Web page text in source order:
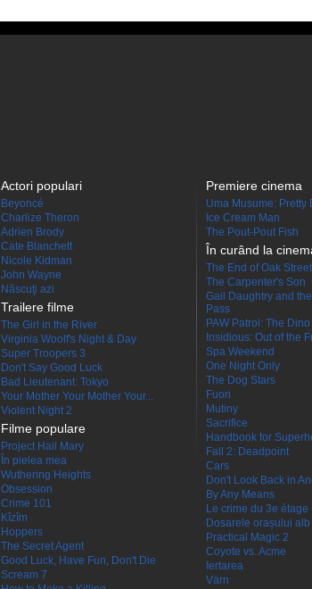
Actori populari
Beyoncé
Charlize Theron
Adrien Brody
Cate Blanchett
Nicole Kidman
John Wayne
Născuţi azi
Trailere filme
The Girl in the River
Virginia Woolf's Night & Day
Super Troopers 3
Don't Say Good Luck
Bad Lieutenant: Tokyo
Your Mother Your Mother Your...
Violent Night 2
Filme populare
Project Hail Mary
În pielea mea
Wuthering Heights
Obsession
Crime 101
Kîzîm
Hoppers
The Secret Agent
Good Luck, Have Fun, Don't Die
Scream 7
Premiere cinema
Uma Musume: Pretty
Ice Cream Man
The Pout-Pout Fish
În curând la
The End of Oak Street
The Carpenter's Son
Gail Daughtry and
Pass
PAW Patrol: The
Insidious: Out of the
Spa Weekend
One Night Only
The Dog Stars
Fuori
Mutiny
Sacrifice
Handbook for
Fall 2: Deadpoint
Cars
Don't Look Back in
By Any Means
Le crime du 3e étage
Dosarele orașului alb
Practical Magic 2
Coyote vs. Acme
Iertarea
Värn